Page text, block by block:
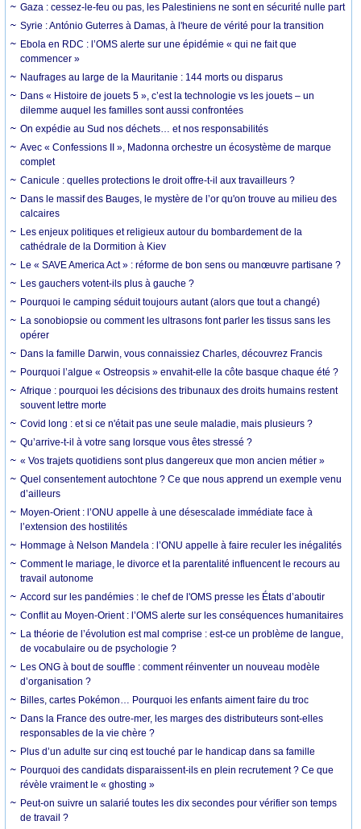
Gaza : cessez-le-feu ou pas, les Palestiniens ne sont en sécurité nulle part
Syrie : António Guterres à Damas, à l'heure de vérité pour la transition
Ebola en RDC : l’OMS alerte sur une épidémie « qui ne fait que
commencer »
Naufrages au large de la Mauritanie : 144 morts ou disparus
Dans « Histoire de jouets 5 », c’est la technologie vs les jouets – un
dilemme auquel les familles sont aussi confrontées
On expédie au Sud nos déchets… et nos responsabilités
Avec « Confessions II », Madonna orchestre un écosystème de marque
complet
Canicule : quelles protections le droit offre-t-il aux travailleurs ?
Dans le massif des Bauges, le mystère de l’or qu'on trouve au milieu des
calcaires
Les enjeux politiques et religieux autour du bombardement de la
cathédrale de la Dormition à Kiev
Le « SAVE America Act » : réforme de bon sens ou manœuvre partisane ?
Les gauchers votent-ils plus à gauche ?
Pourquoi le camping séduit toujours autant (alors que tout a changé)
La sonobiopsie ou comment les ultrasons font parler les tissus sans les
opérer
Dans la famille Darwin, vous connaissiez Charles, découvrez Francis
Pourquoi l’algue « Ostreopsis » envahit-elle la côte basque chaque été ?
Afrique : pourquoi les décisions des tribunaux des droits humains restent
souvent lettre morte
Covid long : et si ce n'était pas une seule maladie, mais plusieurs ?
Qu’arrive-t-il à votre sang lorsque vous êtes stressé ?
« Vos trajets quotidiens sont plus dangereux que mon ancien métier »
Quel consentement autochtone ? Ce que nous apprend un exemple venu
d’ailleurs
Moyen-Orient : l’ONU appelle à une désescalade immédiate face à
l’extension des hostilités
Hommage à Nelson Mandela : l’ONU appelle à faire reculer les inégalités
Comment le mariage, le divorce et la parentalité influencent le recours au
travail autonome
Accord sur les pandémies : le chef de l'OMS presse les États d’aboutir
Conflit au Moyen-Orient : l’OMS alerte sur les conséquences humanitaires
La théorie de l’évolution est mal comprise : est-ce un problème de langue,
de vocabulaire ou de psychologie ?
Les ONG à bout de souffle : comment réinventer un nouveau modèle
d’organisation ?
Billes, cartes Pokémon… Pourquoi les enfants aiment faire du troc
Dans la France des outre-mer, les marges des distributeurs sont-elles
responsables de la vie chère ?
Plus d’un adulte sur cinq est touché par le handicap dans sa famille
Pourquoi des candidats disparaissent-ils en plein recrutement ? Ce que
révèle vraiment le « ghosting »
Peut-on suivre un salarié toutes les dix secondes pour vérifier son temps
de travail ?